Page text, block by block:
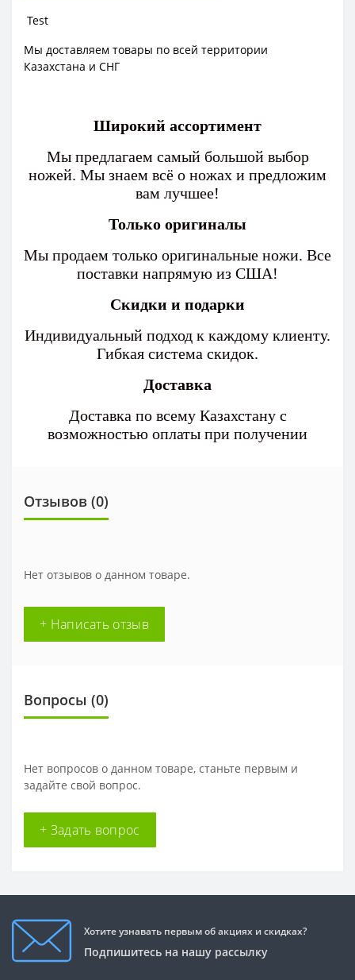
Test
Мы доставляем товары по всей территории
Казахстана и СНГ
Широкий ассортимент
Мы предлагаем самый большой выбор
ножей. Мы знаем всё о ножах и предложим
вам лучшее!
Только оригиналы
Мы продаем только оригинальные ножи. Все
поставки напрямую из США!
Скидки и подарки
Индивидуальный подход к каждому клиенту.
Гибкая система скидок.
Доставка
Доставка по всему Казахстану с
возможностью оплаты при получении
Отзывов (0)
Нет отзывов о данном товаре.
+ Написать отзыв
Вопросы (0)
Нет вопросов о данном товаре, станьте первым и
задайте свой вопрос.
+ Задать вопрос
Хотите узнавать первым об акциях и скидках?
Подпишитесь на нашу рассылку